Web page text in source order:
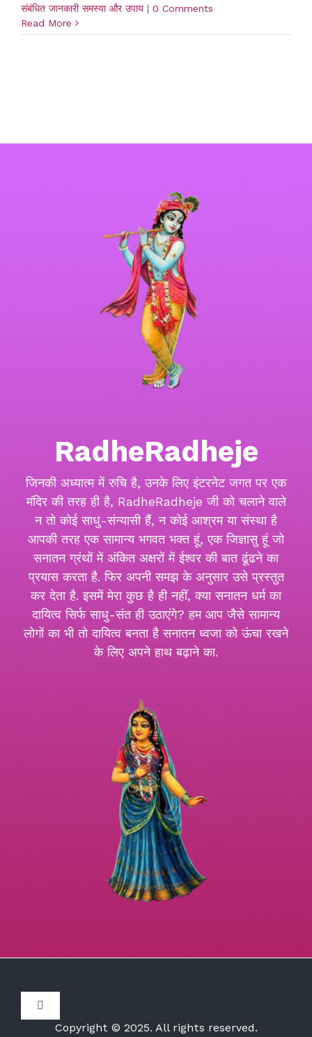
संबंधित जानकारी समस्या और उपाय | 0 Comments
Read More
RadheRadheje
जिनकी अध्यात्म में रुचि है, उनके लिए इंटरनेट जगत पर एक
मंदिर की तरह ही है, RadheRadheje जी को चलाने वाले
न तो कोई साधु-संन्यासी हैं, न कोई आश्रम या संस्था है
आपकी तरह एक सामान्य भगवत भक्त हूं, एक जिज्ञासु हूं जो
सनातन ग्रंथों में अंकित अक्षरों में ईश्वर की बात ढूंढने का
प्रयास करता है. फिर अपनी समझ के अनुसार उसे प्रस्तुत
कर देता है. इसमें मेरा कुछ है ही नहीं, क्या सनातन धर्म का
दायित्व सिर्फ साधु-संत ही उठाएंगे? हम आप जैसे सामान्य
लोगों का भी तो दायित्व बनता है सनातन ध्वजा को ऊंचा रखने
के लिए अपने हाथ बढ़ाने का.
Toggle
Navigation
Copyright © 2025. All rights reserved.